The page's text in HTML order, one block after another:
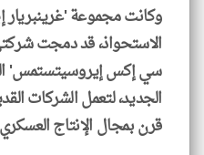
وكانت مجموعة 'غرينبريار
الاستحواذ، قد دمجت
سي إكس إيروسيتستمس'
الجديد، لتعمل الشركات
قرن بمجال الإنتاج